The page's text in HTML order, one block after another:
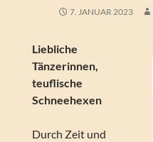
7. JANUAR 2023
Liebliche
Tänzerinnen,
teuflische
Schneehexen
Durch Zeit und